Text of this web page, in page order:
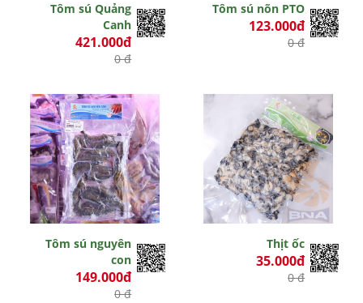
Tôm sú Quảng
Canh
421.000đ
0 đ
Tôm sú nõn PTO
123.000đ
0 đ
Tôm sú nguyên
con
149.000đ
0 đ
Thịt ốc
35.000đ
0 đ